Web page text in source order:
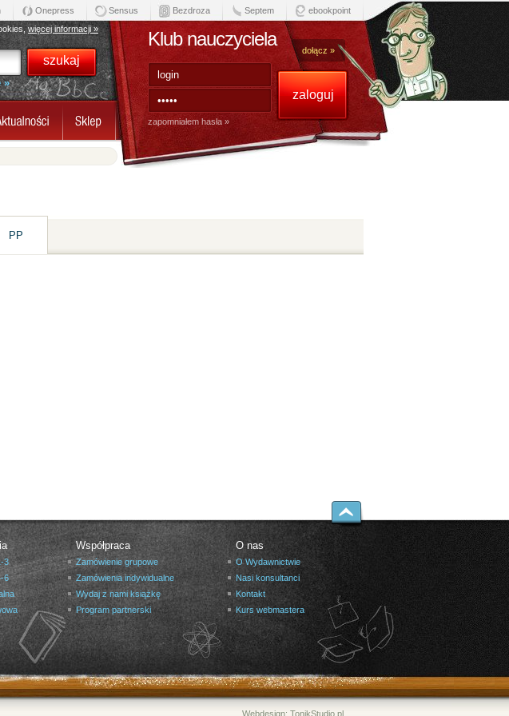
Onepress Sensus Bezdroza Septem
ebookpoint
więcej informacji »
»
Klub nauczyciela
dołącz »
zapomniałem hasła »
PP
3
6
Współpraca
Zamówienie grupowe
Zamówienia indywidualne
Wydaj z nami książkę
Program partnerski
O nas
O Wydawnictwie
Nasi konsultanci
Kontakt
Kurs webmastera
Webdesign: TonikStudio.pl